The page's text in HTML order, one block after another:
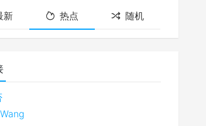
新 热点 随机